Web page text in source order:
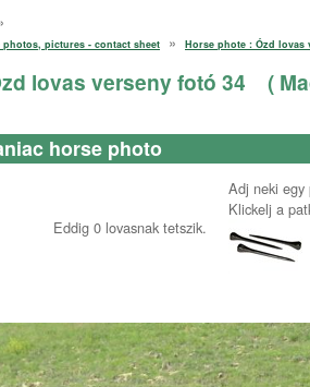
pictures - contact sheet » Horse phote : Ózd lovas
lovas verseny fotó 34 (
horse photo
Eddig 0 lovasnak tetszik.
Adj neki
Klickelj a